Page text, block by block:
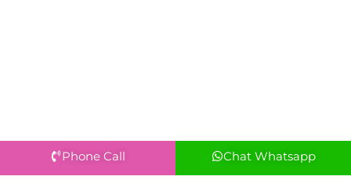
Phone Call Chat Whatsapp